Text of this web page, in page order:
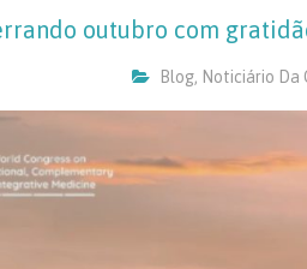
outubro com
Blog, Noticiário Da